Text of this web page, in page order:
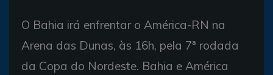
O Bahia irá enfrentar o América-RN na
Arena das Dunas, às 16h, pela 7ª rodada
da Copa do Nordeste. Bahia e América